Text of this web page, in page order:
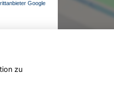
Google
zu